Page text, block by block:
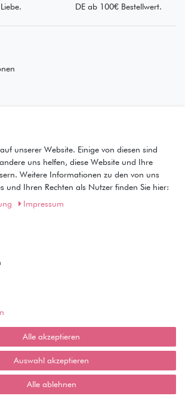
DE ab 100€ Bestellwert.
ab?
abholen?
Artikel sofort bezahlen?
unserer Website. Einige von diesen sind
uns helfen, diese Website und Ihre
Weitere Informationen zu den von uns
und Ihren Rechten als Nutzer finden Sie hier:
Impressum
Alle akzeptieren
Auswahl akzeptieren
Alle ablehnen